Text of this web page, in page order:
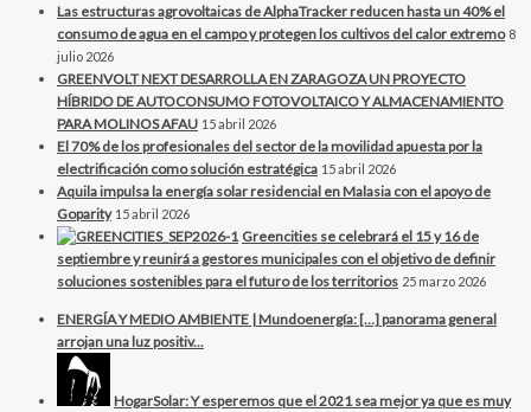
Las estructuras agrovoltaicas de AlphaTracker reducen hasta un 40% el
consumo de agua en el campo y protegen los cultivos del calor extremo 8
julio 2026
GREENVOLT NEXT DESARROLLA EN ZARAGOZA UN PROYECTO
HÍBRIDO DE AUTOCONSUMO FOTOVOLTAICO Y ALMACENAMIENTO
PARA MOLINOS AFAU 15 abril 2026
El 70% de los profesionales del sector de la movilidad apuesta por la
electrificación como solución estratégica 15 abril 2026
Aquila impulsa la energía solar residencial en Malasia con el apoyo de
Goparity 15 abril 2026
Greencities se celebrará el 15 y 16 de
septiembre y reunirá a gestores municipales con el objetivo de definir
soluciones sostenibles para el futuro de los territorios 25 marzo 2026
ENERGÍA Y MEDIO AMBIENTE | Mundoenergía: […] panorama general
arrojan una luz positiv...
HogarSolar: Y esperemos que el 2021 sea mejor ya que es muy